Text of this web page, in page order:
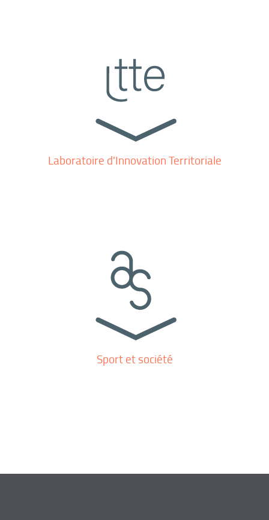
Laboratoire d'Innovation Territoriale
Sport et société